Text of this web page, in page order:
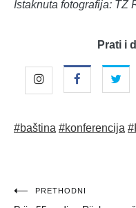
Istaknuta fotografija: TZ
Prati i
#baština #konferencija
Navigacija
PRETHODNI